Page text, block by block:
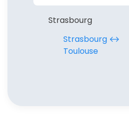
Strasbourg
Strasbourg ↔︎
Toulouse